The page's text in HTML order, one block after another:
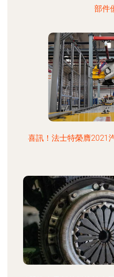
部件
喜訊！法士特榮膺2021